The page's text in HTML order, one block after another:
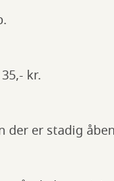
kr.
der er stadig